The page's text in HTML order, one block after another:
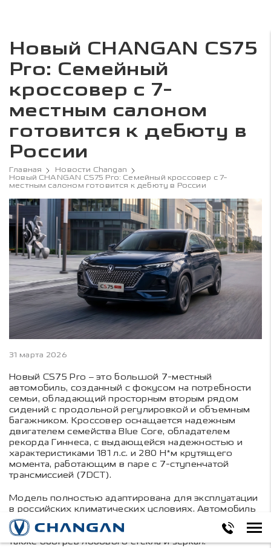
Новый CHANGAN CS75
Pro: Семейный
кроссовер с 7-
местным салоном
готовится к дебюту в
России
Главная
Новости Changan
Новый CHANGAN CS75 Pro: Семейный кроссовер с 7-
местным салоном готовится к дебюту в России
31 марта 2026
Новый CS75 Pro – это большой 7-местный
автомобиль, созданный с фокусом на потребности
семьи, обладающий просторным вторым рядом
сидений с продольной регулировкой и объемным
багажником. Кроссовер оснащается надежным
двигателем семейства Blue Core, обладателем
рекорда Гиннеса, с выдающейся надежностью и
характеристиками 181 л.с. и 280 Н*м крутящего
момента, работающим в паре с 7-ступенчатой
трансмиссией (7DCT).
Модель полностью адаптирована для эксплуатации
в российских климатических условиях. Автомобиль
оснащен зимним пакетом, который включает
подогрев рулевого колеса, подогревы сидений, а
также обогрев лобового стекла и зеркал.